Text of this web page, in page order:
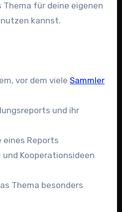
für deine eigenen
kannst.
vor dem vieleSammler
und ihr
Reports
Kooperationsideen
Thema besonders